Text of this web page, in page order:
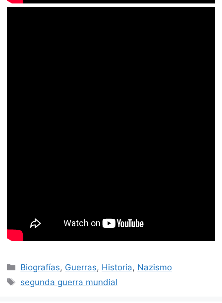
Categorías
Biografías, Guerras, Historia, Nazismo
Etiquetas
segunda guerra mundial